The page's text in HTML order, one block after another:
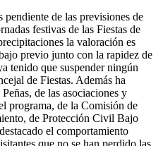
pendiente de las previsiones de
festivas de las Fiestas de
la valoración es
previo junto con la rapidez de
tenido que suspender ningún
de Fiestas. Además ha
de las asociaciones y
programa, de la Comisión de
de Protección Civil Bajo
el comportamiento